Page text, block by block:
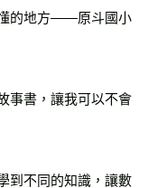
的地方——原斗國小
事書，讓我可以不會
到不同的知識，讓數